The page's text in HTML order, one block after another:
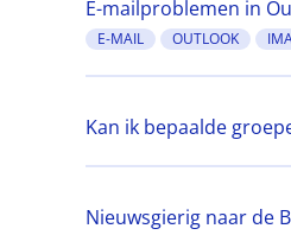
E-mailproblemen in
E-MAIL OUTLOOK
Kan ik bepaalde
Nieuwsgierig naar de